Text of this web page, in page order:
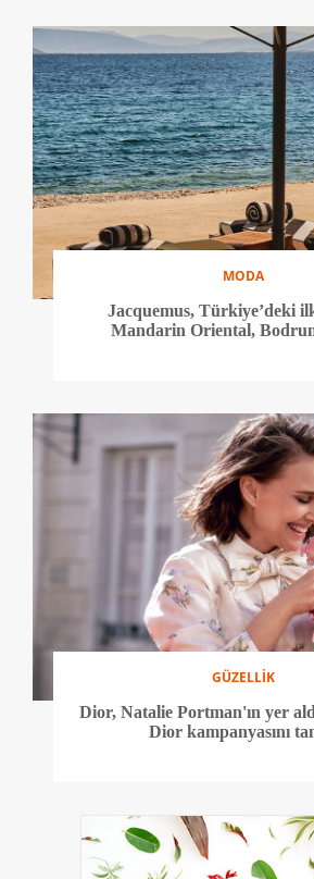
MODA
Jacquemus, Türkiye’deki
Mandarin Oriental,
GÜZELLİK
Dior, Natalie Portman'ın yer
Dior kampanyasını